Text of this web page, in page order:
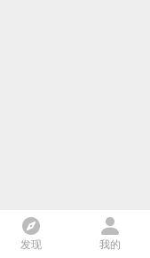
发现 我的